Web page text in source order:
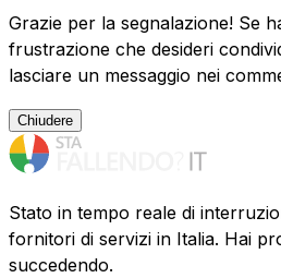
Grazie per la segnalazione! Se
frustrazione che desideri
lasciare un messaggio nei
Chiudere
Stato in tempo reale di
fornitori di servizi in Italia. Hai
succedendo.